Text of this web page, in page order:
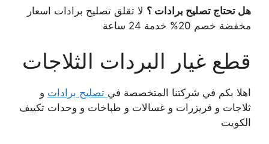
هل تحتاج تصليح برادات ؟ لا تقلق تصليح برادات اسعار
مخفضة خصم 20% خدمة 24 ساعة
قطع غيار البردات الثلاجات
اهلا بكم في شركتنا المتخصصة في تصليح برادات و
ثلاجات و فريزرات و غسالات و طباخات و وحدات تكييف
الكويت